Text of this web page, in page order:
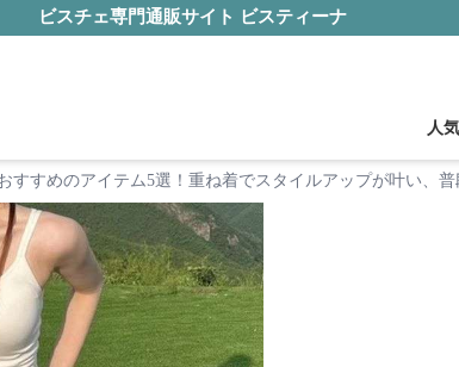
ビスチェ専門通販サイト ビスティーナ
人
すすめのアイテム5選！重ね着でスタイルアップが叶い、